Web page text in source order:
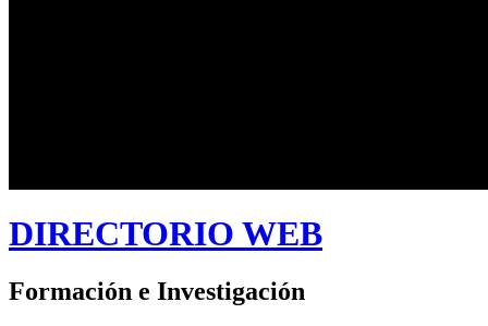
DIRECTORIO WEB
Formación e Investigación